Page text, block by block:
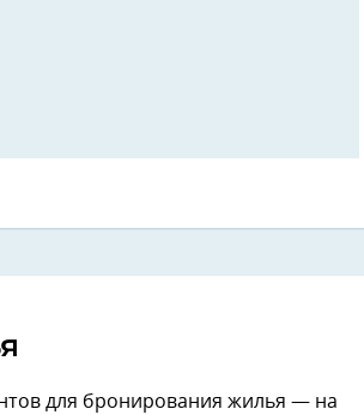
для бронирования жилья — на